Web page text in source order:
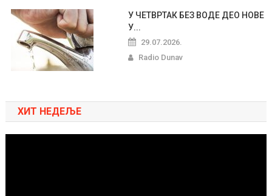
У ЧЕТВРТАК БЕЗ ВОДЕ ДЕО НОВЕ
У...
29.07.2026.
Radio Dunav
ХИТ НЕДЕЉЕ